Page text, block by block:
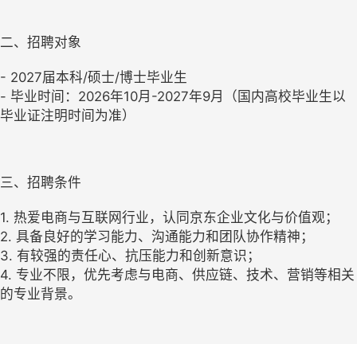
二、招聘对象
- 2027届本科/硕士/博士毕业生
- 毕业时间：2026年10月-2027年9月（国内高校毕业生以
毕业证注明时间为准）
三、招聘条件
1. 热爱电商与互联网行业，认同京东企业文化与价值观；
2. 具备良好的学习能力、沟通能力和团队协作精神；
3. 有较强的责任心、抗压能力和创新意识；
4. 专业不限，优先考虑与电商、供应链、技术、营销等相关
的专业背景。